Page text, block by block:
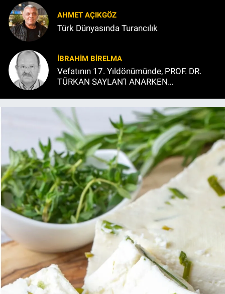
AHMET AÇIKGÖZ
Türk Dünyasında Turancılık
İBRAHIM BİRELMA
Vefatının 17. Yıldönümünde, PROF. DR.
TÜRKAN SAYLAN’I ANARKEN…